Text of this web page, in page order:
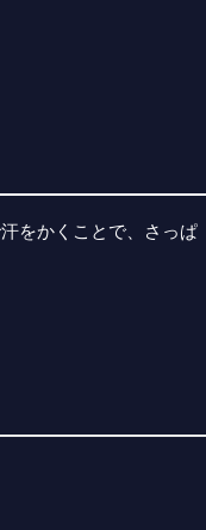
をかくことで、さっぱ